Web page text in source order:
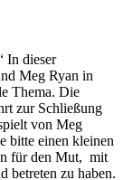
In dieser
Meg Ryan in
Thema. Die
zur Schließung
von Meg
bitte einen kleinen
für den Mut, mit
betreten zu haben.